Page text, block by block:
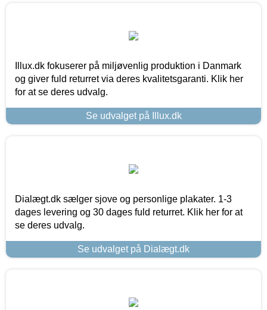
Illux.dk fokuserer på miljøvenlig produktion i Danmark
og giver fuld returret via deres kvalitetsgaranti. Klik her
for at se deres udvalg.
Se udvalget på Illux.dk
Dialægt.dk sælger sjove og personlige plakater. 1-3
dages levering og 30 dages fuld returret. Klik her for at
se deres udvalg.
Se udvalget på Dialægt.dk